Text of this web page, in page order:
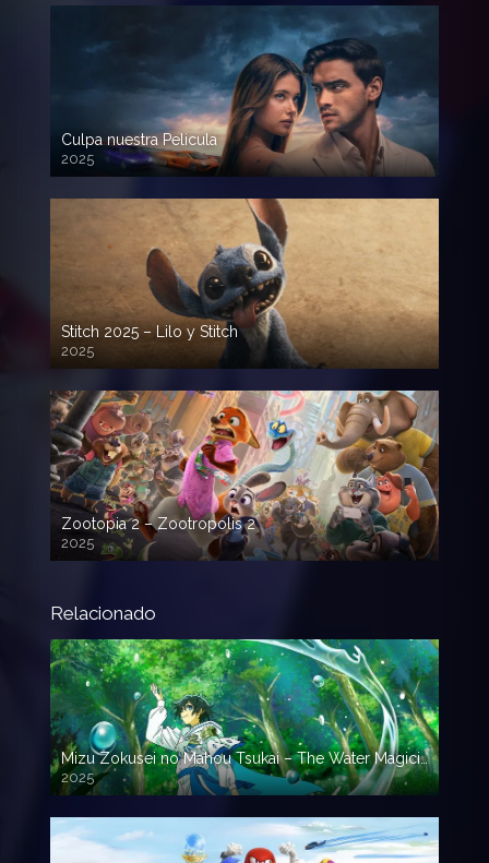
Culpa nuestra Pelicula
2025
720p HD
Stitch 2025 – Lilo y Stitch
2025
720p HD
Zootopia 2 – Zootropolis 2
2025
720p HD
Relacionado
Mizu Zokusei no Mahou Tsukai – The Water Magician
2025